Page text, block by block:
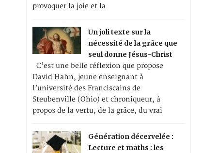
provoquer la joie et la
Un joli texte sur la
nécessité de la grâce que
seul donne Jésus-Christ
C’est une belle réflexion que propose
David Hahn, jeune enseignant à
l’université des Franciscains de
Steubenville (Ohio) et chroniqueur, à
propos de la vertu, de la grâce, du vrai
Génération décervelée :
Lecture et maths : les